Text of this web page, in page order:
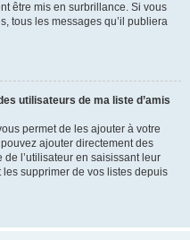
être mis en surbrillance. Si vous
tous les messages qu’il publiera
utilisateurs de ma liste d’amis
permet de les ajouter à votre
pouvez ajouter directement des
l’utilisateur en saisissant leur
les supprimer de vos listes depuis